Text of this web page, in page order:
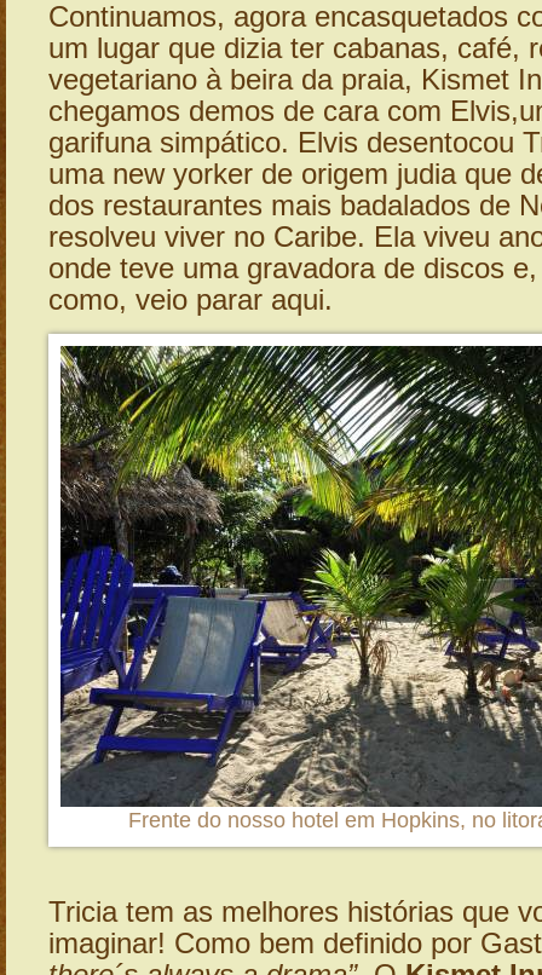
Continuamos, agora encasquetados
um lugar que dizia ter cabanas, café,
vegetariano à beira da praia, Kismet
chegamos demos de cara com
garifuna simpático. Elvis desentocou
uma new yorker de origem judia que
dos restaurantes mais badalados de
resolveu viver no Caribe. Ela viveu
onde teve uma gravadora de discos
como, veio parar aqui.
Frente do nosso hotel em Hopkins, no
Tricia tem as melhores histórias que
imaginar! Como bem definido por